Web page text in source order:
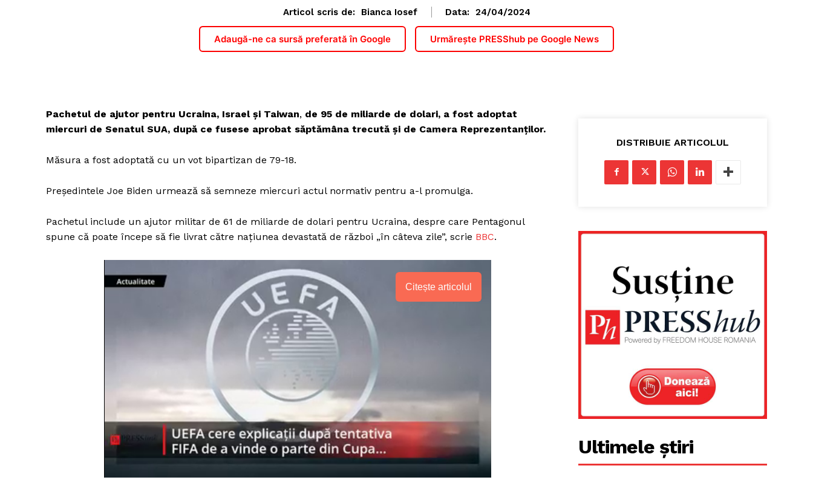
Articol scris de: Bianca Iosef Data: 24/04/2024
Adaugă-ne ca sursă preferată în Google Urmărește PRESShub pe Google News
Pachetul de ajutor pentru Ucraina, Israel și Taiwan, de 95 de miliarde de dolari, a fost adoptat
miercuri de Senatul SUA, după ce fusese aprobat săptămâna trecută și de Camera Reprezentanților.
Măsura a fost adoptată cu un vot bipartizan de 79-18.
Președintele Joe Biden urmează să semneze miercuri actul normativ pentru a-l promulga.
Pachetul include un ajutor militar de 61 de miliarde de dolari pentru Ucraina, despre care Pentagonul
spune că poate începe să fie livrat către națiunea devastată de război „în câteva zile”, scrie BBC.
Citește articolul
DISTRIBUIE ARTICOLUL
Ultimele știri